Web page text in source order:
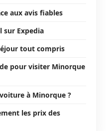
aux avis fiables
sur Expedia
tout compris
pour visiter Minorque
à Minorque ?
les prix des